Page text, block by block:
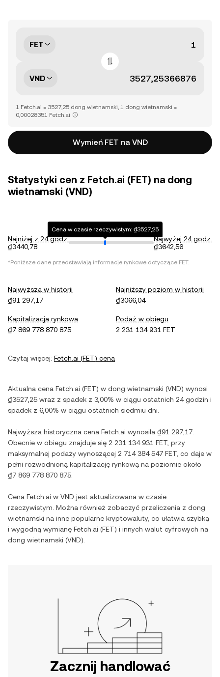
FET
VND
1 Fetch.ai = 3527,25 dong wietnamski, 1 dong wietnamski =
0,00028351 Fetch.ai
Wymień FET na VND
Statystyki cen z Fetch.ai (FET) na dong
wietnamski (VND)
Najniżej z 24 godz.
₫3440,78
Cena w czasie rzeczywistym: ₫3527,25
Najwyżej 24 godz.
₫3642,56
*Poniższe dane przedstawiają informacje rynkowe dotyczące FET.
Najwyższa w historii
₫91 297,17
Najniższy poziom w historii
₫3066,04
Kapitalizacja rynkowa
₫7 869 778 870 875
Podaż w obiegu
2 231 134 931 FET
Czytaj więcej: Fetch.ai (FET) cena
Aktualna cena Fetch.ai (FET) w dong wietnamski (VND) wynosi
₫3527,25 wraz z spadek z 3,00% w ciągu ostatnich 24 godzin i
spadek z 6,00% w ciągu ostatnich siedmiu dni.
Najwyższa historyczna cena Fetch.ai wynosiła ₫91 297,17
Obecnie w obiegu znajduje się 2 231 134 931 FET , przy
maksymalnej podaży wynoszącej 2 714 384 547 FET , co daje w
pełni rozwodnioną kapitalizację rynkową na poziomie około
₫7 869 778 870 875
Cena Fetch.ai w VND jest aktualizowana w czasie
rzeczywistym. Można również zobaczyć przeliczenia z dong
wietnamski na inne popularne kryptowaluty, co ułatwia szybką
i wygodną wymianę Fetch.ai (FET) i innych walut cyfrowych na
dong wietnamski (VND).
Zacznij handlować